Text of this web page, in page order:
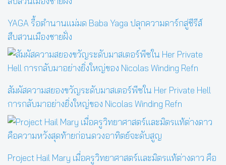
YAGA รื้อตำนานแม่มด Baba Yaga ปลุกความดาร์กสู่ซีรีส์
สืบสวนเมืองชายฝั่ง
สัมผัสความสยองขวัญระดับมาสเตอร์พีซใน Her Private Hell
การกลับมาอย่างยิ่งใหญ่ของ Nicolas Winding Refn
Project Hail Mary เมื่อครูวิทยาศาสตร์และมิตรแท้ต่างดาว คือ